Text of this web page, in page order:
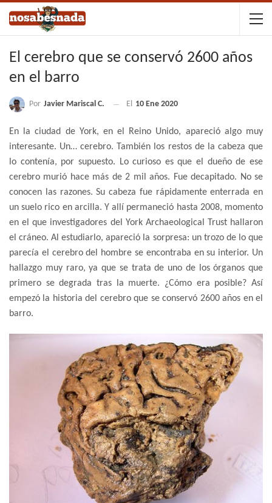
El cerebro que se conservó 2600 años
en el barro
Por Javier Mariscal C. El 10 Ene 2020
En la ciudad de York, en el Reino Unido, apareció algo muy
interesante. Un… cerebro. También los restos de la cabeza que
lo contenía, por supuesto. Lo curioso es que el dueño de ese
cerebro murió hace más de 2 mil años. Fue decapitado. No se
conocen las razones. Su cabeza fue rápidamente enterrada en
un suelo rico en arcilla. Y allí permaneció hasta 2008, momento
en el que investigadores del York Archaeological Trust hallaron
el cráneo. Al estudiarlo, apareció la sorpresa: un trozo de lo que
parecía el cerebro del hombre se encontraba en su interior. Un
hallazgo muy raro, ya que se trata de uno de los órganos que
primero se degrada tras la muerte. ¿Cómo era posible? Así
empezó la historia del cerebro que se conservó 2600 años en el
barro.